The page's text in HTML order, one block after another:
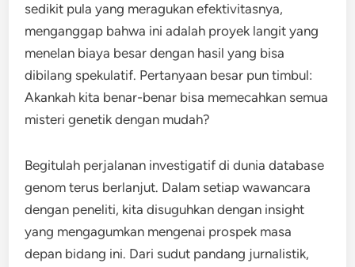
sedikit pula yang meragukan efektivitasnya,
menganggap bahwa ini adalah proyek langit yang
menelan biaya besar dengan hasil yang bisa
dibilang spekulatif. Pertanyaan besar pun timbul:
Akankah kita benar-benar bisa memecahkan semua
misteri genetik dengan mudah?
Begitulah perjalanan investigatif di dunia database
genom terus berlanjut. Dalam setiap wawancara
dengan peneliti, kita disuguhkan dengan insight
yang mengagumkan mengenai prospek masa
depan bidang ini. Dari sudut pandang jurnalistik,